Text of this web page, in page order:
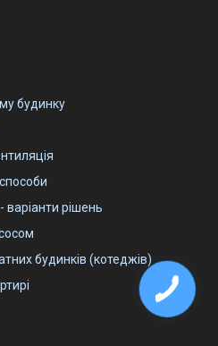
будинку
рішень
будинків (котеджів)